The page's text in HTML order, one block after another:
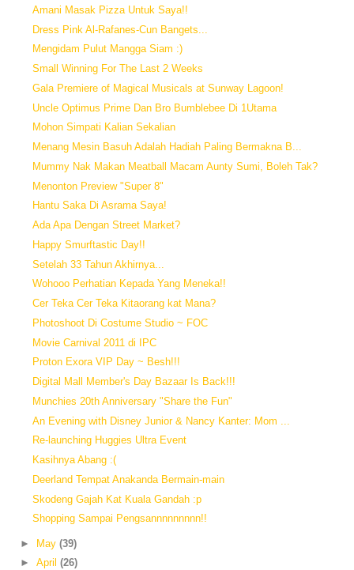
Amani Masak Pizza Untuk Saya!!
Dress Pink Al-Rafanes-Cun Bangets...
Mengidam Pulut Mangga Siam :)
Small Winning For The Last 2 Weeks
Gala Premiere of Magical Musicals at Sunway Lagoon!
Uncle Optimus Prime Dan Bro Bumblebee Di 1Utama
Mohon Simpati Kalian Sekalian
Menang Mesin Basuh Adalah Hadiah Paling Bermakna B...
Mummy Nak Makan Meatball Macam Aunty Sumi, Boleh Tak?
Menonton Preview "Super 8"
Hantu Saka Di Asrama Saya!
Ada Apa Dengan Street Market?
Happy Smurftastic Day!!
Setelah 33 Tahun Akhirnya...
Wohooo Perhatian Kepada Yang Meneka!!
Cer Teka Cer Teka Kitaorang kat Mana?
Photoshoot Di Costume Studio ~ FOC
Movie Carnival 2011 di IPC
Proton Exora VIP Day ~ Besh!!!
Digital Mall Member's Day Bazaar Is Back!!!
Munchies 20th Anniversary "Share the Fun"
An Evening with Disney Junior & Nancy Kanter: Mom ...
Re-launching Huggies Ultra Event
Kasihnya Abang :(
Deerland Tempat Anakanda Bermain-main
Skodeng Gajah Kat Kuala Gandah :p
Shopping Sampai Pengsannnnnnnnn!!
► May (39)
► April (26)